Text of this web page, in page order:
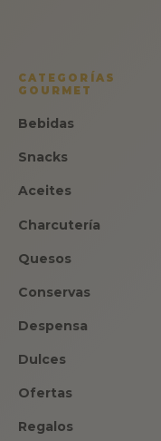
CATEGORÍAS
GOURMET
Bebidas
Snacks
Aceites
Charcutería
Quesos
Conservas
Despensa
Dulces
Ofertas
Regalos